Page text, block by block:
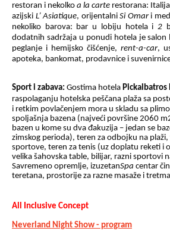
restoran i nekolko a la carte restorana:
azijski L’ Asiatique, orijentalni Si Omari
nekoliko barova: bar u lobiju hotela i 2
dodatnih sadržaja u ponudi hotela je salon
peglanje i hemijsko čišćenje, rent-a-car,
apoteka, bankomat, prodavnice i
Sport i zabava: Gostima hotela Pickalbatros
raspolaganju hotelska peščana plaža sa
i retkim povlačenjem mora u skladu sa
spoljašnja bazena (najveći površine 2060
bazen u kome su dva đakuzija – jedan se
zimskog perioda), teren za odbojku na
sportove, teren za tenis (uz doplatu reketi i
velika šahovska table, bilijar, razni sportovi
Savremeno opremlje, izuzetanSpa centar
teretana, prostorije za razne masaže i
All Inclusive Concept
Neverland Night Show - program